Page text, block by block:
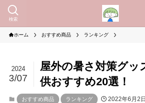
検索
ホーム おすすめ商品 ランキング
屋外の暑さ対策グッ
供おすすめ20選！
2024
3/07
おすすめ商品 ランキング 2022年6月2日